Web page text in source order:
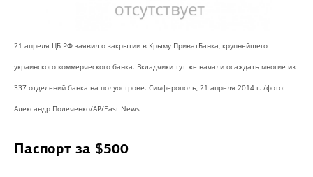
21 апреля ЦБ РФ заявил о закрытии в Крыму ПриватБанка, крупнейшего
украинского коммерческого банка. Вкладчики тут же начали осаждать многие из
337 отделений банка на полуострове. Симферополь, 21 апреля 2014 г. /фото:
Александр Полеченко/AP/East News
Паспорт за $500